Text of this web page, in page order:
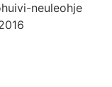
neuleohje